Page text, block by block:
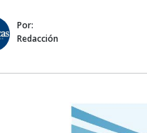
Por:
Redacción